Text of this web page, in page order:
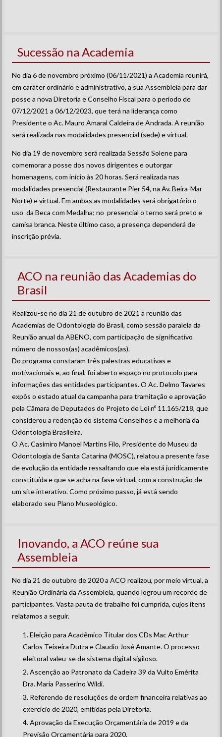
Sucessão na Academia
No dia 6 de novembro próximo (06/11/2021) a Academia reunirá,
em caráter ordinário e administrativo, a sua Assembleia para dar
posse a nova Diretoria e Conselho Fiscal para o período de
07/12/2021 a 06/12/2023, que terá na liderança como
Presidente o Ac. Mauro Amaral Caldeira de Andrada. A reunião
será realizada nas modalidades presencial (sede) e virtual.
No dia 19 de novembro será realizada Sessão Solene para
comemorar a posse dos novos dirigentes e outorgar
homenagens, com início às 20 horas. Será realizada nas
modalidades presencial (Restaurante Pier 54, na Av. Beira-Mar
Norte) e virtual. Em ambas as modalidades será obrigatório o
uso da Beca com Medalha; no presencial o terno será preto e
camisa branca. Neste último caso, a presença dependerá de
inscrição prévia.
ACO na reunião das Academias do
Brasil
Realizou-se no dia 21 de outubro de 2021 a reunião das
Academias de Odontologia do Brasil, como sessão paralela da
Reunião anual da ABENO, com participação de significativo
número de nossos(as) acadêmicos(as).
Do programa constaram três palestras educativas e
motivacionais e, ao final, foi aberto espaço no protocolo para
informações das entidades participantes. O Ac. Delmo Tavares
expôs o estado atual da campanha para tramitação e aprovação
pela Câmara de Deputados do Projeto de Lei nº 11.165/218, que
considerou a redenção do sistema Conselhos e a melhoria da
Odontologia Brasileira.
O Ac. Casimiro Manoel Martins Filo, Presidente do Museu da
Odontologia de Santa Catarina (MOSC), relatou a presente fase
de evolução da entidade ressaltando que ela está juridicamente
constituída e que se acha na fase virtual, com a construção de
um site interativo. Como próximo passo, já está sendo
elaborado seu Plano Museológico.
Inovando, a ACO reúne sua
Assembleia
No dia 21 de outubro de 2020 a ACO realizou, por meio virtual, a
Reunião Ordinária da Assembleia, quando logrou um recorde de
participantes. Vasta pauta de trabalho foi cumprida, cujos itens
relatamos a seguir.
Eleição para Acadêmico Titular dos CDs Mac Arthur
Carlos Teixeira Dutra e Claudio José Amante. O processo
eleitoral valeu-se de sistema digital sigiloso.
Ascenção ao Patronato da Cadeira 39 da Vulto Emérita
Dra. Maria Passerino Wildi.
Referendo de resoluções de ordem financeira relativas ao
exercício de 2020, emitidas pela Diretoria.
Aprovação da Execução Orçamentária de 2019 e da
Previsão Orçamentária para 2020.